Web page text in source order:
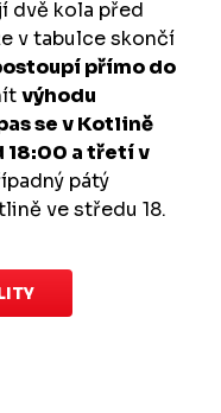
dvě kola před
v tabulce skončí
přímo do
výhodu
se v Kotlině
18:00 a třetí v
pátý
ve středu 18.
ledna ve 14:15,